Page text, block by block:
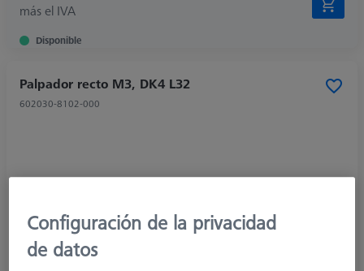
más el IVA
Disponible
Palpador recto M3, DK4 L32
602030-8102-000
Configuración de la privacidad
de datos